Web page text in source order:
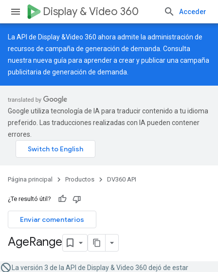
Display & Video 360 Acceder
La API de Display &Video 360 ahora admite la administración de
recursos de campaña de generación de demanda. Consulta
nuestra nueva guía para aprender a crear y publicar una campaña
publicitaria de generación de demanda.
Google utiliza tecnología de IA para traducir contenido a tu idioma
preferido. Las traducciones realizadas con IA pueden contener
errores.
Página principal Productos DV360 API
¿Te resultó útil?
Enviar comentarios
AgeRange
La versión 3 de la API de Display & Video 360 dejó de estar